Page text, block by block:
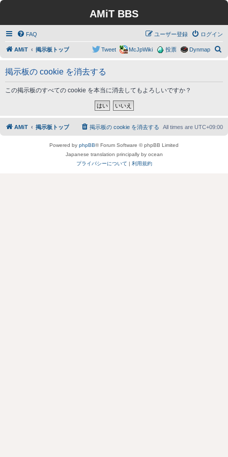
AMiT BBS
FAQ ログイン
ユーザー登録
AMiT 掲示板トップ Dynmap
投票
McJpWiki
Tweet
掲示板の cookie を消去する
この掲示板のすべての cookie を本当に消去してもよろしいですか？
AMiT 掲示板トップ All times are UTC+09:00
掲示板の cookie を消去する
Powered by phpBB® Forum Software © phpBB Limited
Japanese translation principally by ocean
プライバシーについて | 利用規約